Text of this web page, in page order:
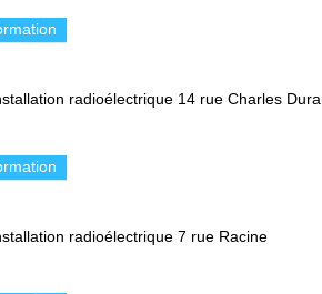
radioélectrique 14 rue Charles
radioélectrique 7 rue Racine